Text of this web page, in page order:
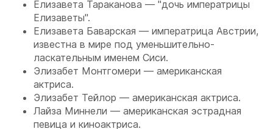
Елизавета Тараканова — "дочь императрицы
Елизаветы".
Елизавета Баварская — императрица Австрии,
известна в мире под уменьшительно-
ласкательным именем Сиси.
Элизабет Монтгомери — американская
актриса.
Элизабет Тейлор — американская актриса.
Лайза Миннели — американская эстрадная
певица и киноактриса.